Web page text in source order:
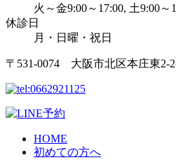
火～金9:00～17:00, 土9:00～
休診日
月・日曜・祝日
〒531-0074 大阪市北区本庄東2-
HOME
初めての方へ